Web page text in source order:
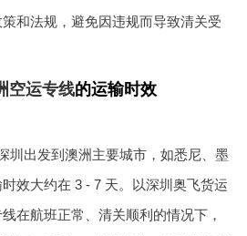
和法规，避免因违规而导致清关受
空运专线的运输时效
圳出发到澳洲主要城市，如悉尼、墨
效大约在 3 - 7 天。以深圳奥飞货运
线在航班正常、清关顺利的情况下，